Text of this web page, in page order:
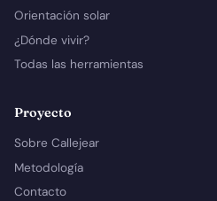
Orientación solar
¿Dónde vivir?
Todas las herramientas
Proyecto
Sobre Callejear
Metodología
Contacto